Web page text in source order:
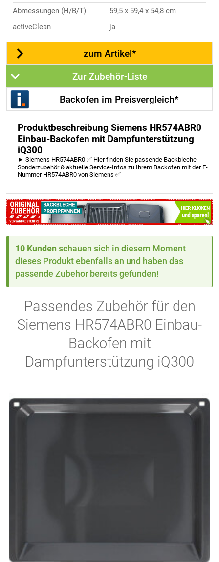
Abmessungen (H/B/T)
59,5 x 59,4 x 54,8 cm
activeClean
ja
zum Artikel*
Zur Zubehör-Liste
Backofen im Preisvergleich*
Produktbeschreibung Siemens HR574ABR0
Einbau-Backofen mit Dampfunterstützung
iQ300
► Siemens HR574ABR0 ✅ Hier finden Sie passende Backbleche,
Sonderzubehör & aktuelle Service-Infos zu Ihrem Backofen mit der E-
Nummer HR574ABR0 von Siemens ✅
10 Kunden schauen sich in diesem Moment
dieses Produkt ebenfalls an und haben das
passende Zubehör bereits gefunden!
Passendes Zubehör für den
Siemens HR574ABR0 Einbau-
Backofen mit
Dampfunterstützung iQ300